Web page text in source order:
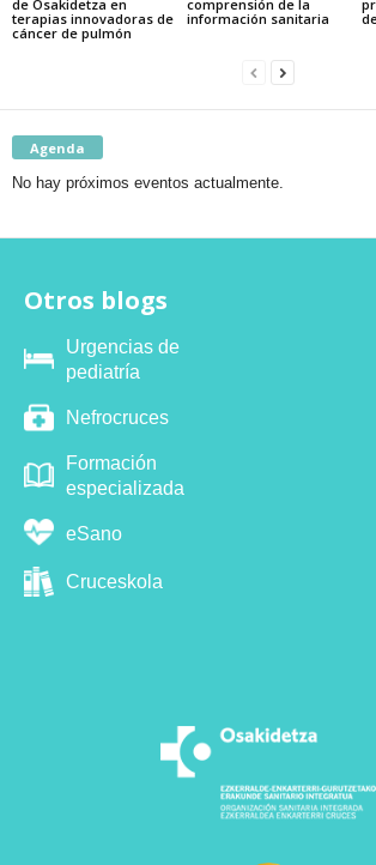
de Osakidetza en
terapias innovadoras de
cáncer de pulmón
comprensión de la
información sanitaria
Agenda
No hay próximos eventos actualmente.
Otros blogs
Urgencias de
pediatría
Nefrocruces
Formación
especializada
eSano
Cruceskola